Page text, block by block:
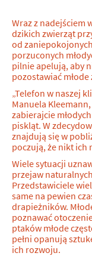
Wraz z nadejściem
dzikich zwierząt
od
porzuconych
pilnie apelują, aby
pozostawiać
„Telefon w naszej
Manuela
zabierajcie
piskląt. W
znajdują się w
poczują, że nikt ich
Wiele sytuacji
przejaw
Przedstawiciele
same na pewien
drapieżników.
poznawać
ptaków młode
pełni opanują
ich rozwoju.